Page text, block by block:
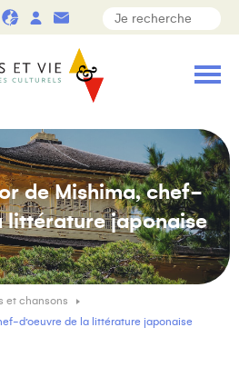
de Mishima, chef-
littérature japonaise
et chansons
d’oeuvre de la littérature japonaise